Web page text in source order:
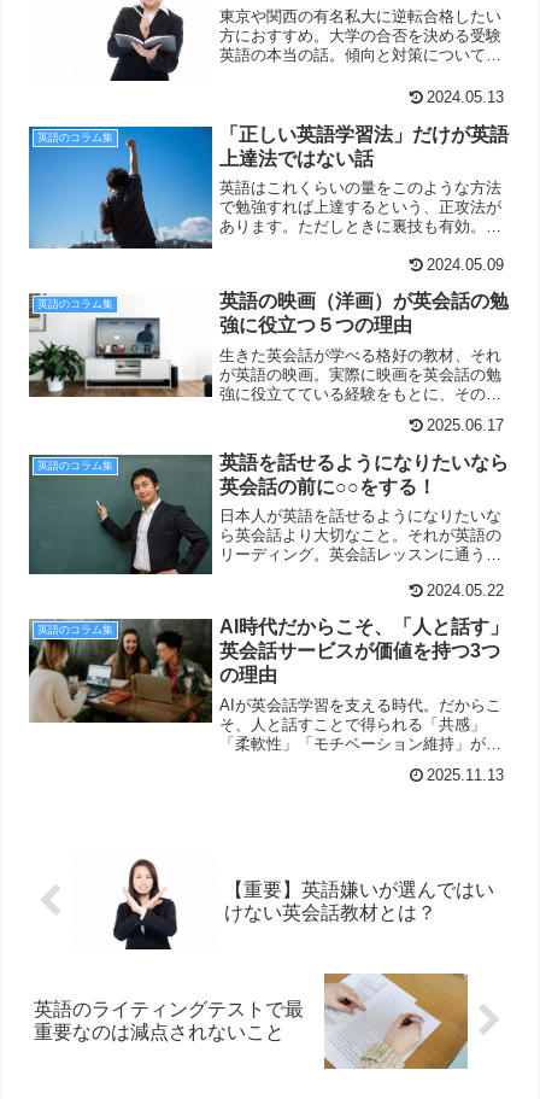
東京や関西の有名私大に逆転合格したい
方におすすめ。大学の合否を決める受験
英語の本当の話。傾向と対策について受
2024.05.13
英語のコラム集
「正しい英語学習法」だけが英語
上達法ではない話
英語はこれくらいの量をこのような方法
で勉強すれば上達するという、正攻法が
あります。ただしときに裏技も有効。こ
2024.05.09
英語のコラム集
英語の映画（洋画）が英会話の勉
強に役立つ５つの理由
生きた英会話が学べる格好の教材、それ
が英語の映画。実際に映画を英会話の勉
強に役立てている経験をもとに、その魅
2025.06.17
英語のコラム集
英語を話せるようになりたいなら
英会話の前に○○をする！
日本人が英語を話せるようになりたいな
ら英会話より大切なこと。それが英語の
リーディング。英会話レッスンに通うよ
2024.05.22
英語のコラム集
AI時代だからこそ、「人と話す」
英会話サービスが価値を持つ3つ
の理由
AIが英会話学習を支える時代。だからこ
そ、人と話すことで得られる「共感」
「柔軟性」「モチベーション維持」が重
ケーション力”を育む理由を解説します。
2025.11.13
【重要】英語嫌いが選んではい
けない英会話教材とは？
英語のライティングテストで最
重要なのは減点されないこと